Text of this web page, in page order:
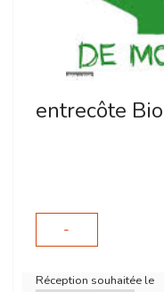
entrecôte Bio
-
Réception souhaitée le